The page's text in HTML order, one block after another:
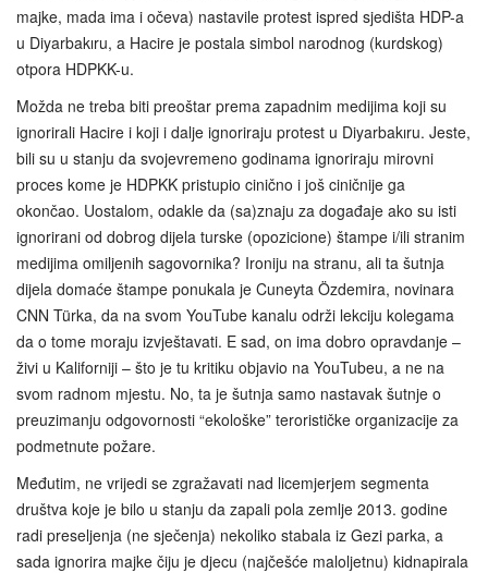
majke, mada ima i očeva) nastavile protest ispred sjedišta HDP-a
u Diyarbakıru, a Hacire je postala simbol narodnog (kurdskog)
otpora HDPKK-u.
Možda ne treba biti preoštar prema zapadnim medijima koji su
ignorirali Hacire i koji i dalje ignoriraju protest u Diyarbakıru. Jeste,
bili su u stanju da svojevremeno godinama ignoriraju mirovni
proces kome je HDPKK pristupio cinično i još ciničnije ga
okončao. Uostalom, odakle da (sa)znaju za događaje ako su isti
ignorirani od dobrog dijela turske (opozicione) štampe i/ili stranim
medijima omiljenih sagovornika? Ironiju na stranu, ali ta šutnja
dijela domaće štampe ponukala je Cuneyta Özdemira, novinara
CNN Türka, da na svom YouTube kanalu održi lekciju kolegama
da o tome moraju izvještavati. E sad, on ima dobro opravdanje –
živi u Kaliforniji – što je tu kritiku objavio na YouTubeu, a ne na
svom radnom mjestu. No, ta je šutnja samo nastavak šutnje o
preuzimanju odgovornosti “ekološke” terorističke organizacije za
podmetnute požare.
Međutim, ne vrijedi se zgražavati nad licemjerjem segmenta
društva koje je bilo u stanju da zapali pola zemlje 2013. godine
radi preseljenja (ne sječenja) nekoliko stabala iz Gezi parka, a
sada ignorira majke čiju je djecu (najčešće maloljetnu) kidnapirala